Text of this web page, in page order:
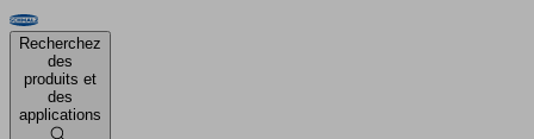
Recherchez
des
produits et
des
applications